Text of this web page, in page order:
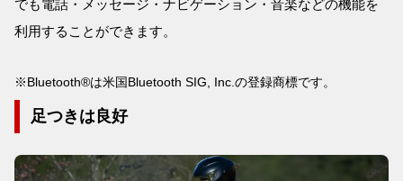
でも電話・メッセージ・ナビゲーション・音楽などの機能を
利用することができます。
※Bluetooth®は米国Bluetooth SIG, Inc.の登録商標です。
足つきは良好